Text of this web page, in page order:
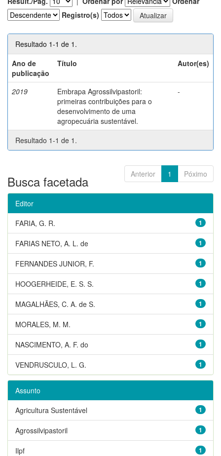
Registro(s)
Resultado 1-1 de 1.
Ano de
publicação
Título Autor(es)
2019
Embrapa Agrossilvipastoril:
primeiras contribuições para o
desenvolvimento de uma
agropecuária sustentável.
-
Resultado 1-1 de 1.
Anterior 1 Póximo
Busca facetada
Editor
1
FARIA, G. R.
1
FARIAS NETO, A. L. de
1
FERNANDES JUNIOR, F.
1
HOOGERHEIDE, E. S. S.
1
MAGALHÃES, C. A. de S.
1
MORALES, M. M.
1
NASCIMENTO, A. F. do
1
VENDRUSCULO, L. G.
Assunto
1
Agricultura Sustentável
1
Agrossilvipastoril
1
Ilpf